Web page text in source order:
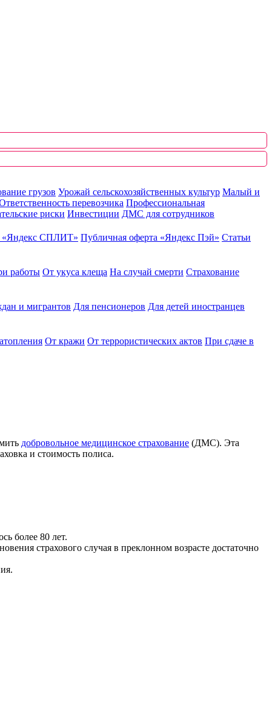
грузов Урожай сельскохозяйственных культур Малый и
перевозчика Профессиональная
риски Инвестиции ДМС для сотрудников
«Яндекс СПЛИТ» Публичная оферта «Яндекс Пэй» Статьи
работы От укуса клеща На случай смерти Страхование
и мигрантов Для пенсионеров Для детей иностранцев
От кражи От террористических актов При сдаче в
добровольное медицинское страхование (ДМС). Эта
и стоимость полиса.
более 80 лет.
страхового случая в преклонном возрасте достаточно